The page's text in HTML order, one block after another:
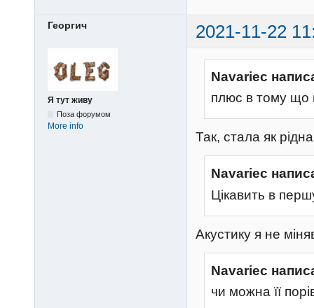
Георгич 2021-11-22
Я тут живу
Поза форумом
More info
Navariec
плюс в тому що
Так, стала як
Navariec
Цікавить в
Акустику я не
Navariec
чи можна її